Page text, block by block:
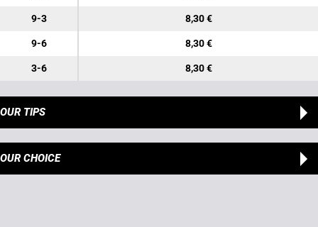
9-3 8,30 €
9-6 8,30 €
3-6 8,30 €
OUR TIPS
OUR CHOICE